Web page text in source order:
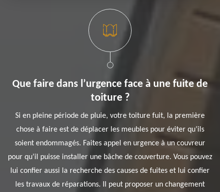
Que faire dans l’urgence face à une fuite de
toiture ?
Si en pleine période de pluie, votre toiture fuit, la première
chose à faire est de déplacer les meubles pour éviter qu’ils
soient endommagés. Faites appel en urgence à un couvreur
pour qu’il puisse installer une bâche de couverture. Vous pouvez
lui confier aussi la recherche des causes de fuites et lui confier
les travaux de réparations. Il peut proposer un changement